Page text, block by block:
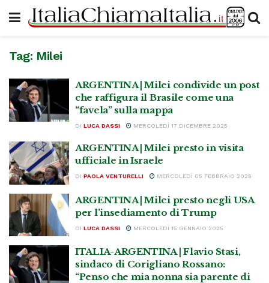
Tag: Milei
ARGENTINA | Milei condivide un post
che raffigura il Brasile come una
“favela” sulla mappa
DI LUCA DASSI MERCOLEDÌ 17 DICEMBRE 2025
ARGENTINA | Milei presto in visita
ufficiale in Israele
DI PAOLA VENTURELLI MERCOLEDÌ 05 FEBBRAIO 2025
ARGENTINA | Milei presto negli USA
per l’insediamento di Trump
DI LUCA DASSI MERCOLEDÌ 15 GENNAIO 2025
ITALIA-ARGENTINA | Flavio Stasi,
sindaco di Corigliano Rossano:
“Penso che mia nonna sia parente di